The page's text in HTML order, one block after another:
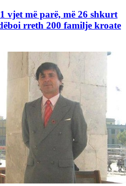
vjet më parë, më 26 shkurt
rreth 200 familje kroate